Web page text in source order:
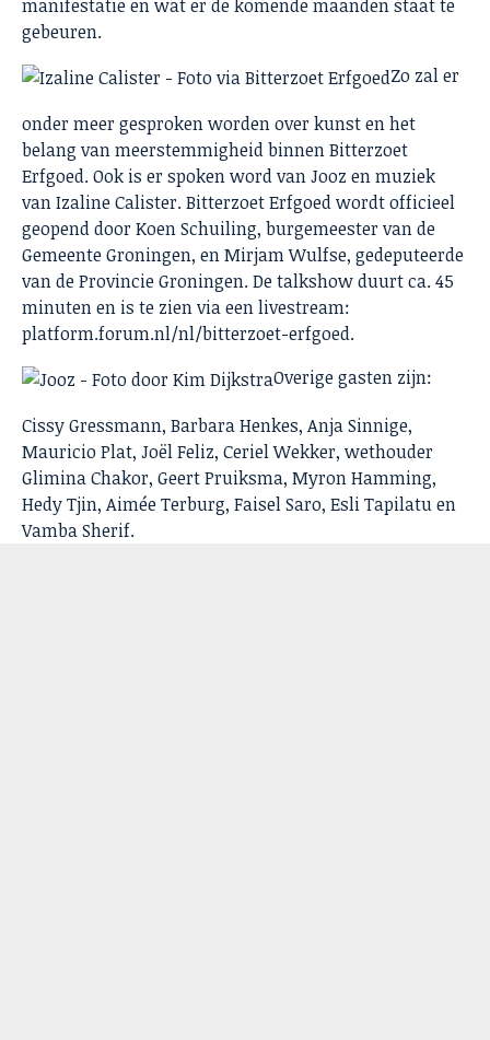
manifestatie en wat er de komende maanden staat te
gebeuren.
Zo zal er
onder meer gesproken worden over kunst en het
belang van meerstemmigheid binnen Bitterzoet
Erfgoed. Ook is er spoken word van Jooz en muziek
van Izaline Calister. Bitterzoet Erfgoed wordt officieel
geopend door Koen Schuiling, burgemeester van de
Gemeente Groningen, en Mirjam Wulfse, gedeputeerde
van de Provincie Groningen. De talkshow duurt ca. 45
minuten en is te zien via een livestream:
platform.forum.nl/nl/bitterzoet-erfgoed.
Overige gasten zijn:
Cissy Gressmann, Barbara Henkes, Anja Sinnige,
Mauricio Plat, Joël Feliz, Ceriel Wekker, wethouder
Glimina Chakor, Geert Pruiksma, Myron Hamming,
Hedy Tjin, Aimée Terburg, Faisel Saro, Esli Tapilatu en
Vamba Sherif.